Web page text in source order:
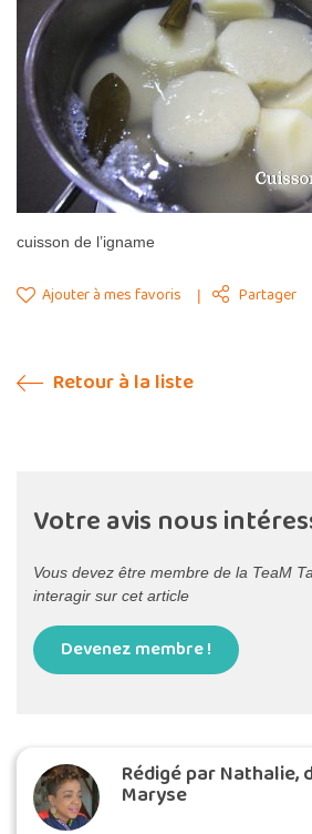
cuisson de l’igname
Ajouter à mes favoris Partager
Retour à la liste
Votre avis nous
Vous devez être membre de la TeaM
interagir sur cet article
Devenez membre !
Rédigé par Nathalie,
Maryse